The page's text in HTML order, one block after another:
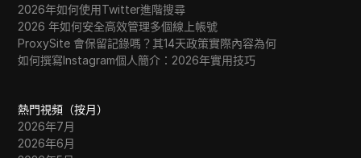
2026年如何使用Twitter進階搜尋
2026 年如何安全高效管理多個線上帳號
ProxySite 會保留記錄嗎？其14天政策實際內容為何
如何撰寫Instagram個人簡介：2026年實用技巧
熱門視頻（按月）
2026年7月
2026年6月